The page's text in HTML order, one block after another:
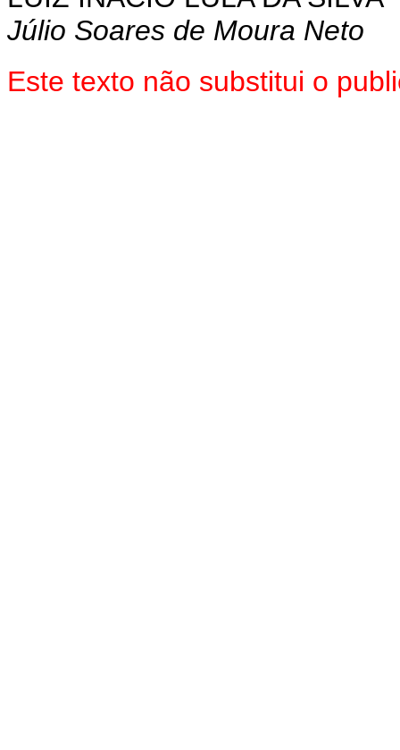
Júlio Soares de Moura Neto
Este texto não substitui o